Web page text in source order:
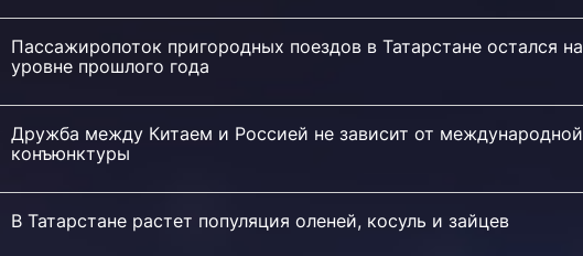
Пассажиропоток пригородных поездов в Татарстане остался на
уровне прошлого года
Дружба между Китаем и Россией не зависит от международной
конъюнктуры
В Татарстане растет популяция оленей, косуль и зайцев